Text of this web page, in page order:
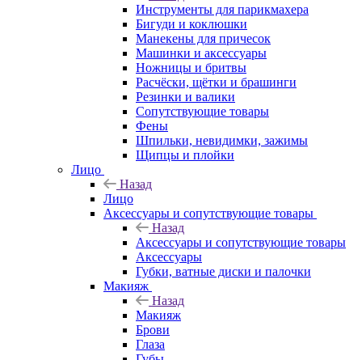
Инструменты для парикмахера
Бигуди и коклюшки
Манекены для причесок
Машинки и аксессуары
Ножницы и бритвы
Расчёски, щётки и брашинги
Резинки и валики
Сопутствующие товары
Фены
Шпильки, невидимки, зажимы
Щипцы и плойки
Лицо
Назад
Лицо
Аксессуары и сопутствующие товары
Назад
Аксессуары и сопутствующие товары
Аксессуары
Губки, ватные диски и палочки
Макияж
Назад
Макияж
Брови
Глаза